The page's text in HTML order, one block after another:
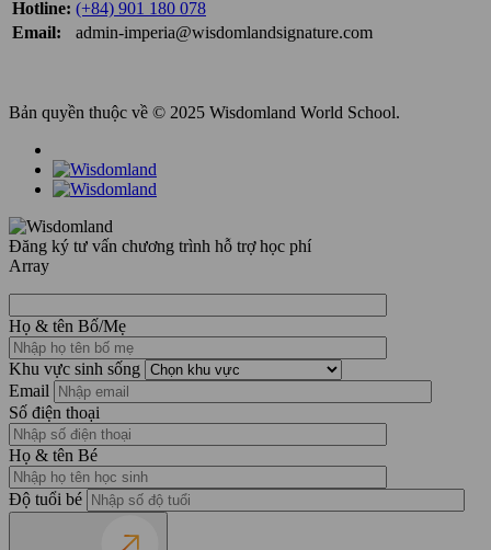
Hotline: (+84) 901 180 078
Email:
admin-imperia@wisdomlandsignature.com
Bản quyền thuộc về © 2025 Wisdomland World School.
Đăng ký tư vấn chương trình hỗ trợ học phí
Array
Họ & tên Bố/Mẹ
Khu vực sinh sống
Email
Số điện thoại
Họ & tên Bé
Độ tuổi bé